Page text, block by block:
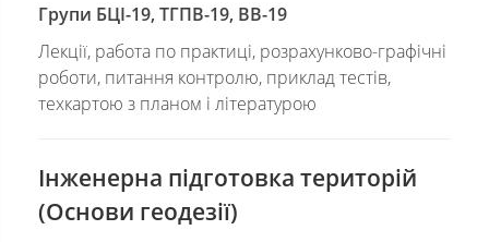
Групи БЦІ-19, ТГПВ-19, ВВ-19
Лекції, работа по практиці, розрахунково-графічні
роботи, питання контролю, приклад тестів,
техкартою з планом і літературою
Інженерна підготовка територій
(Основи геодезії)